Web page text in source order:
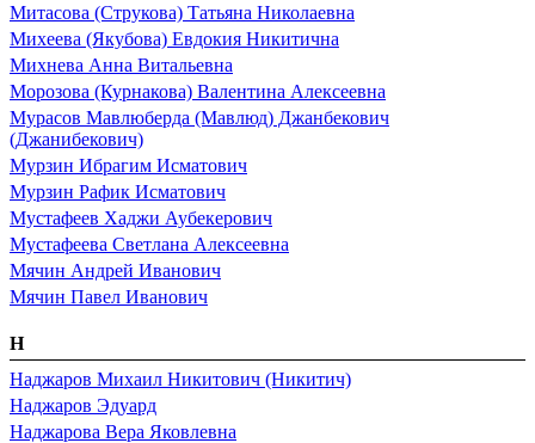
Митасова (Струкова) Татьяна Николаевна
Михеева (Якубова) Евдокия Никитична
Михнева Анна Витальевна
Морозова (Курнакова) Валентина Алексеевна
Мурасов Мавлюберда (Мавлюд) Джанбекович
(Джанибекович)
Мурзин Ибрагим Исматович
Мурзин Рафик Исматович
Мустафеев Хаджи Аубекерович
Мустафеева Светлана Алексеевна
Мячин Андрей Иванович
Мячин Павел Иванович
Н
Наджаров Михаил Никитович (Никитич)
Наджаров Эдуард
Наджарова Вера Яковлевна